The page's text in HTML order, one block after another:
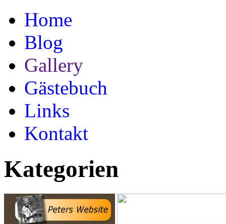
Home
Blog
Gallery
Gästebuch
Links
Kontakt
Kategorien